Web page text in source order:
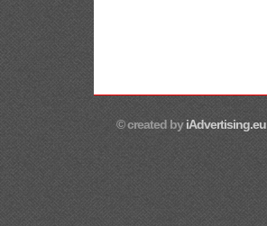
© created byiAdvertising.eu